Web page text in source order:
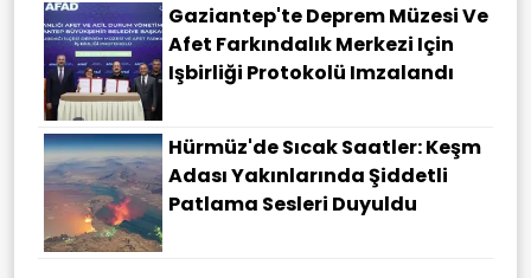
Gaziantep'te Deprem Müzesi Ve
Afet Farkındalık Merkezi Için
Işbirliği Protokolü Imzalandı
Hürmüz'de Sıcak Saatler: Keşm
Adası Yakınlarında Şiddetli
Patlama Sesleri Duyuldu